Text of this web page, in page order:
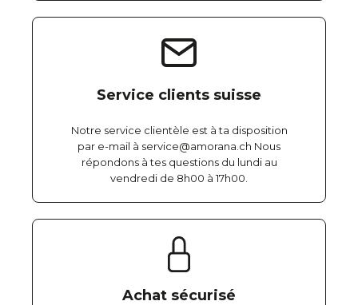
Service clients suisse
Notre service clientèle est à ta disposition
par e-mail à service@amorana.ch Nous
répondons à tes questions du lundi au
vendredi de 8h00 à 17h00.
Achat sécurisé